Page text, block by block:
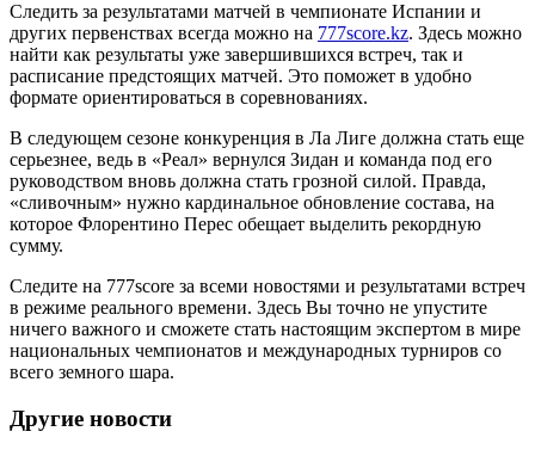
Следить за результатами матчей в чемпионате Испании и
других первенствах всегда можно на 777score.kz. Здесь можно
найти как результаты уже завершившихся встреч, так и
расписание предстоящих матчей. Это поможет в удобно
формате ориентироваться в соревнованиях.
В следующем сезоне конкуренция в Ла Лиге должна стать еще
серьезнее, ведь в «Реал» вернулся Зидан и команда под его
руководством вновь должна стать грозной силой. Правда,
«сливочным» нужно кардинальное обновление состава, на
которое Флорентино Перес обещает выделить рекордную
сумму.
Следите на 777score за всеми новостями и результатами встреч
в режиме реального времени. Здесь Вы точно не упустите
ничего важного и сможете стать настоящим экспертом в мире
национальных чемпионатов и международных турниров со
всего земного шара.
Другие новости